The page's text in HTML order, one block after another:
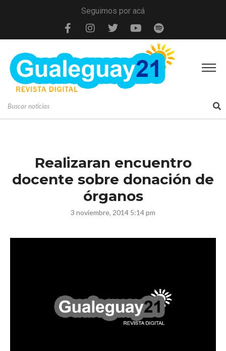
Seguimos por acá
Realizaran encuentro
docente sobre donación de
órganos
3 noviembre, 2014 5:14 pm